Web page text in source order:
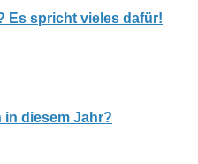
Es spricht vieles dafür!
in diesem Jahr?